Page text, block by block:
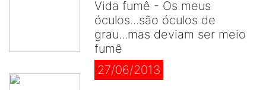
Vida fumê - Os meus
óculos...são óculos de
grau...mas deviam ser meio
fumê
27/06/2013